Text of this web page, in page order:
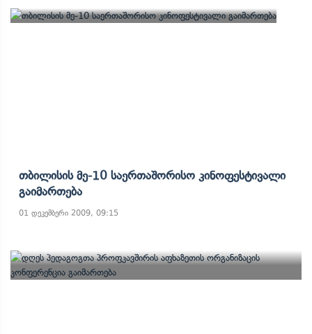
Თბილისის Მე-10 Საერთაშორისო Კინოფესტივალი
Გაიმართება
01 დეკემბერი 2009, 09:15